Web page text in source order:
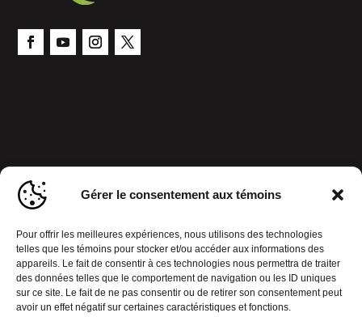
Gérer le consentement aux témoins
Pour offrir les meilleures expériences, nous utilisons des technologies
telles que les témoins pour stocker et/ou accéder aux informations des
appareils. Le fait de consentir à ces technologies nous permettra de traiter
des données telles que le comportement de navigation ou les ID uniques
sur ce site. Le fait de ne pas consentir ou de retirer son consentement peut
avoir un effet négatif sur certaines caractéristiques et fonctions.